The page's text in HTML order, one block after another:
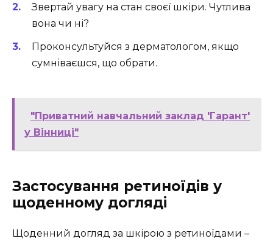
Звертай увагу на стан своєї шкіри. Чутлива
вона чи ні?
Проконсультуйся з дерматологом, якщо
сумніваєшся, що обрати.
"Приватний навчальний заклад 'Гарант'
у Вінниці"
Застосування ретиноїдів у
щоденному догляді
Щоденний догляд за шкірою з ретиноїдами –